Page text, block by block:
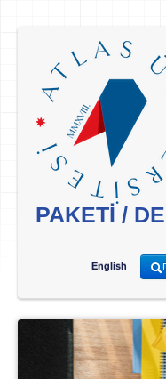
PAKETİ /
English